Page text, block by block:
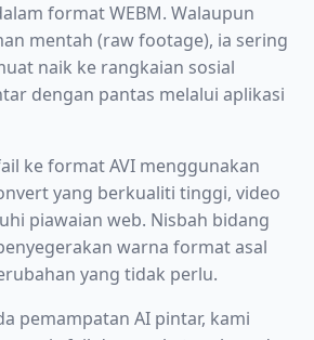
format WEBM. Walaupun
mentah (raw footage), ia sering
naik ke rangkaian sosial
dengan pantas melalui aplikasi
ke format AVI menggunakan
yang berkualiti tinggi, video
piawaian web. Nisbah bidang
warna format asal
yang tidak perlu.
pemampatan AI pintar, kami